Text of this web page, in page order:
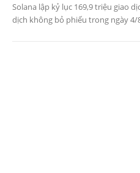
Solana lập kỷ lục 169,9 triệu giao
dịch không bỏ phiếu trong ngày 4/